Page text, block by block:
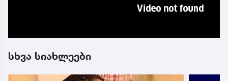
სხვა სიახლეები